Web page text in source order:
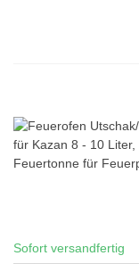
Sofort versandfertig